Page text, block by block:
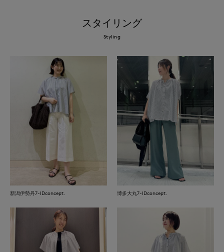
スタイリング
Styling
新潟伊勢丹7-IDconcept. 博多大丸7-IDconcept.